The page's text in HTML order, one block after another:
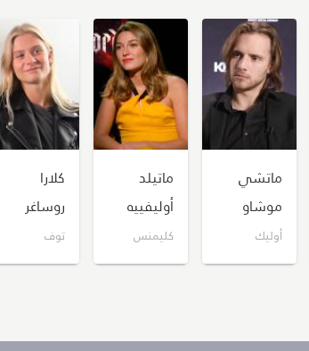
ماتشي
موشاو
أوليك
ماتيلد
أوليفييه
كليمنس
كلارا
روساغر
توف